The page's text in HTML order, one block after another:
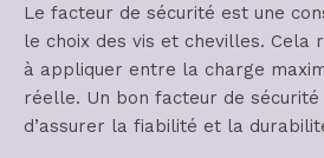
Le facteur de sécurité est une
le choix des vis et chevilles. Cela
à appliquer entre la charge
réelle. Un bon facteur de
d’assurer la fiabilité et la